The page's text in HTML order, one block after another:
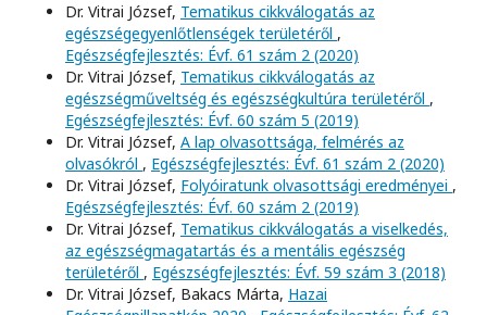
Dr. Vitrai József, Tematikus cikkválogatás az
egészségegyenlőtlenségek területéről ,
Egészségfejlesztés: Évf. 61 szám 2 (2020)
Dr. Vitrai József, Tematikus cikkválogatás az
egészségműveltség és egészségkultúra területéről ,
Egészségfejlesztés: Évf. 60 szám 5 (2019)
Dr. Vitrai József, A lap olvasottsága, felmérés az
olvasókról , Egészségfejlesztés: Évf. 61 szám 2 (2020)
Dr. Vitrai József, Folyóiratunk olvasottsági eredményei ,
Egészségfejlesztés: Évf. 60 szám 2 (2019)
Dr. Vitrai József, Tematikus cikkválogatás a viselkedés,
az egészségmagatartás és a mentális egészség
területéről , Egészségfejlesztés: Évf. 59 szám 3 (2018)
Dr. Vitrai József, Bakacs Márta, Hazai